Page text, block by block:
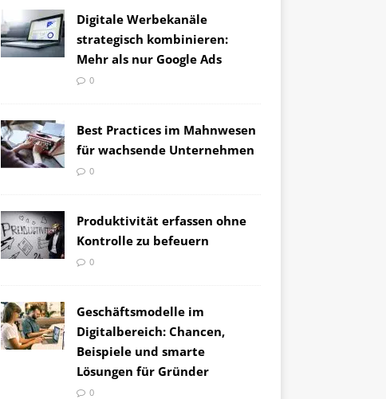
Digitale Werbekanäle
strategisch kombinieren:
Mehr als nur Google Ads
0
Best Practices im Mahnwesen
für wachsende Unternehmen
0
Produktivität erfassen ohne
Kontrolle zu befeuern
0
Geschäftsmodelle im
Digitalbereich: Chancen,
Beispiele und smarte
Lösungen für Gründer
0